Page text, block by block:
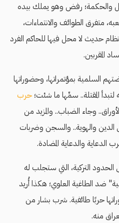
والحكمة؛ رفض وهو يملك بيده
متفرق الطوائف والانتماءات،
حديث لا محل فيها للحاكم الفرد
المقربين.
السلمية بمؤتمراتها، وحضوراتها
المقتلة.. سمِّها ما شئت؛ حرب
وجاء الضباب.. والمزيد من
الدين والهوية.. والسجن وضربات
الدعاية والدعاية المضادة.
الحدود التركية، التي ستجلب له
ضد الطاغية العلوي؛ هكذا أُريد
حربًا طائفية. شرب بشار من
منه.